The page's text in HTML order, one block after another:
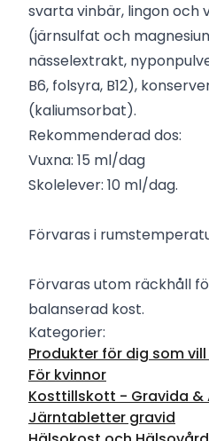
svarta vinbär, lingon och
(järnsulfat och
nässelextrakt,
B6, folsyra, B12),
(kaliumsorbat).
Rekommenderad dos:
Vuxna: 15 ml/dag
Skolelever: 10 ml/dag.
Förvaras i
Förvaras utom räckhåll
balanserad kost.
Kategorier:
Produkter för dig som
För kvinnor
Kosttillskott - Gravida &
Järntabletter gravid